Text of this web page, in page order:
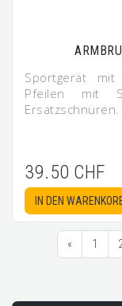
Sportgerät mit
Pfeilen mit
Ersatzschnüren.
39.50 CHF
IN DEN
« 1